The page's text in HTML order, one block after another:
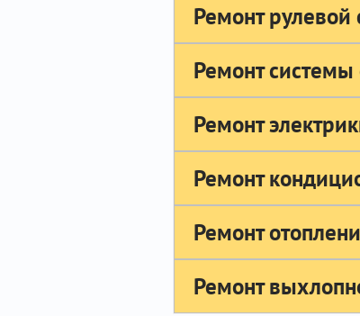
Ремонт
Ремонт
Ремонт
Ремонт
Ремонт
Ремонт